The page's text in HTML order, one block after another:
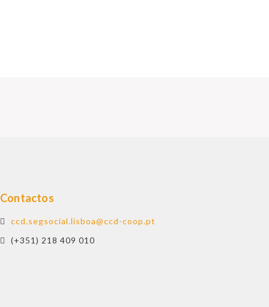
Contactos
ccd.segsocial.lisboa@ccd-coop.pt
(+351) 218 409 010